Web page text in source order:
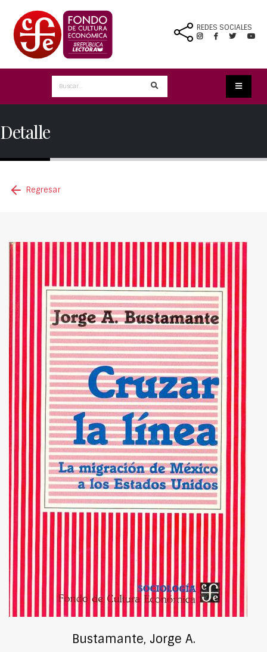
REDES SOCIALES
Detalle
Regresar
Bustamante, Jorge A.